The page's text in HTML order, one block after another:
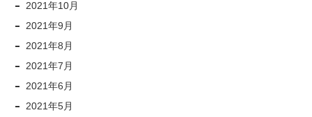
2021年10月
2021年9月
2021年8月
2021年7月
2021年6月
2021年5月